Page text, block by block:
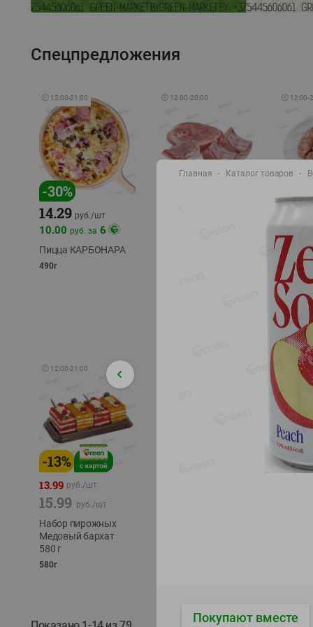
Спецпредложения
🕘 12:00-21:00
-30%
14.29 руб./шт
10.00 руб. за 6
Пицца КАРБОНАРА
490г
🕘 12:00-20:00 🕘 12:00-
11.99
охлажд
🕘 12:00-21:00
-13%
13.99 руб./шт
15.99 руб./шт
Набор пирожных
Медовый бархат
580 г
580г
-24%
Главная Каталог товаров
Покупают вместе